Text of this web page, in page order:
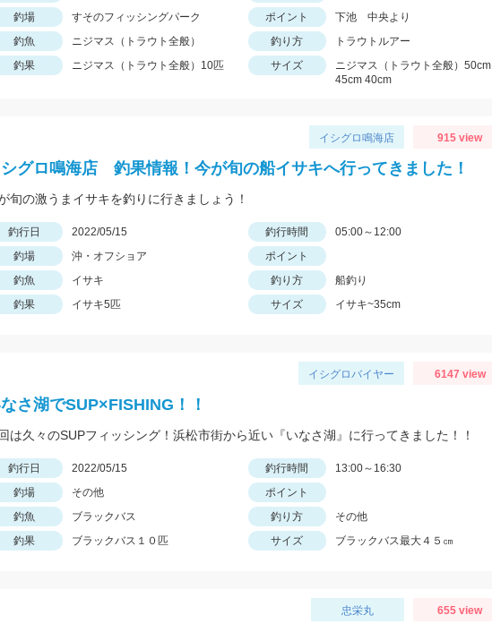
釣場
すそのフィッシングパーク ポイント
下池 中央より
釣魚
ニジマス（トラウト全般） 釣り方
トラウトルアー
釣果
ニジマス（トラウト全般）10匹 サイズ
ニジマス（トラウト全般）50cm
45cm 40cm
イシグロ鳴海店 915 view
グロ鳴海店 釣果情報！今が旬の船イサキへ行ってきました！
旬の激うまイサキを釣りに行きましょう！
釣行日 2022/05/15 釣行時間
05:00～12:00
釣場
沖・オフショア
ポイント
釣魚
イサキ 釣り方
船釣り
釣果
イサキ5匹 サイズ イサキ~35cm
イシグロバイヤー 6147 view
さ湖でSUP×FISHING！！
は久々のSUPフィッシング！浜松市街から近い『いなさ湖』に行ってきました！！
釣行日 2022/05/15 釣行時間
13:00～16:30
釣場
その他
ポイント
釣魚
ブラックバス 釣り方
その他
釣果
ブラックバス１０匹 サイズ ブラックバス最大４５㎝
忠栄丸 655 view